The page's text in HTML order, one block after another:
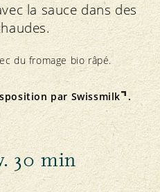
la sauce dans des
du fromage bio râpé.
parSwissmilk .
30 min